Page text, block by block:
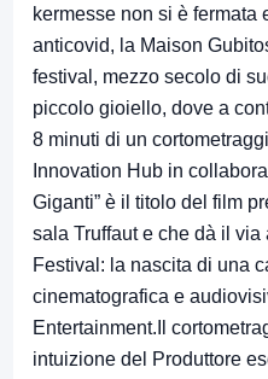
kermesse non si è fermata
anticovid, la Maison
festival, mezzo secolo di
piccolo gioiello, dove a
8 minuti di un
Innovation Hub in
Giganti” è il titolo del film
sala Truffaut e che dà il via
Festival: la nascita di una
cinematografica e
Entertainment.Il
intuizione del Produttore